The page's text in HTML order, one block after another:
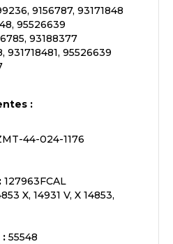
9156787, 93171848
95526639
93188377
931718481, 95526639
:
44-024-1176
: 127963FCAL
X, 14931 V, X 14853,
: 55548